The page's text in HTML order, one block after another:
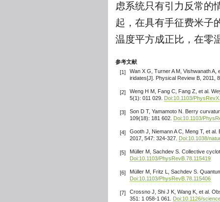
虑系统只有引力反常的
起，在具有手征费米子
温度平方成正比，在零
参考文献
[1]
Wan X G, Turner A M, Vishwanath
iridates[J]. Physical Review B, 2011,
[2]
Weng H M, Fang C, Fang Z, et al.
5(1): 011 029. Doi:10.1103/
[3]
Son D T, Yamamoto N. Berry
109(18): 181 602. Doi:10.1103/
[4]
Gooth J, Niemann A C, Meng T, et
2017, 547: 324-327. Doi:10.1038/
[5]
Müller M, Sachdev S. Collective
Doi:10.1103/PhysRevB.78.115419
[6]
Müller M, Fritz L, Sachdev S.
Doi:10.1103/PhysRevB.78.115406
[7]
Crossno J, Shi J K, Wang K, et al.
351: 1 058-1 061. Doi:10.1126/